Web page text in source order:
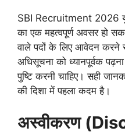
SBI Recruitment 2026
का एक महत्वपूर्ण अवसर हो
वाले पदों के लिए आवेदन करने
अधिसूचना को ध्यानपूर्वक
पुष्टि करनी चाहिए। सही
की दिशा में पहला कदम है।
अस्वीकरण